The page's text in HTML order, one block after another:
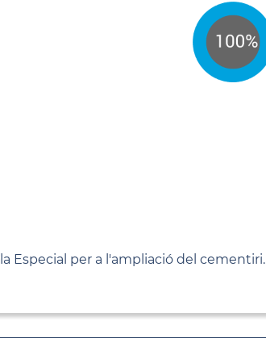
Especial per a l'ampliació del cementiri.